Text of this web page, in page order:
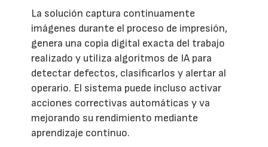
La solución captura continuamente
imágenes durante el proceso de impresión,
genera una copia digital exacta del trabajo
realizado y utiliza algoritmos de IA para
detectar defectos, clasificarlos y alertar al
operario. El sistema puede incluso activar
acciones correctivas automáticas y va
mejorando su rendimiento mediante
aprendizaje continuo.